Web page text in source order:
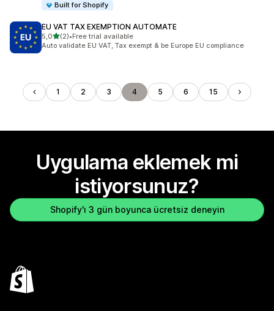
Built for Shopify
EU VAT TAX EXEMPTION AUTOMATE
5,05 yıldız üzerinden
(2)
toplam 2 değerlendirme
•Free trial available
Auto validate EU VAT, Tax exempt & be Europe EU compliance
1 2 3 4 5 6 15
Uygulama eklemek mi
istiyorsunuz?
Shopify'ı 3 gün boyunca ücretsiz deneyin